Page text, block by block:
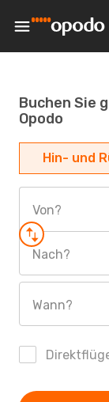
Buchen Sie
Opodo
Hin- und
Von?
Nach?
Wann?